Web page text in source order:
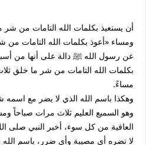
أن يستعيذ بكلمات الله التامات من
ومساء «أعوذ بكلمات الله التامات
عن رسول الله ﷺ دالة على أنها من
بكلمات الله التامات من شر ما خلق
مساءً.
وهكذا باسم الله الذي لا يضر مع
وهو السميع العليم ثلاث مرات صباحاً
العافية من كل سوء، أخبر النبي صلى
لا تضره أي مصيبة وأي ضرر، باسم